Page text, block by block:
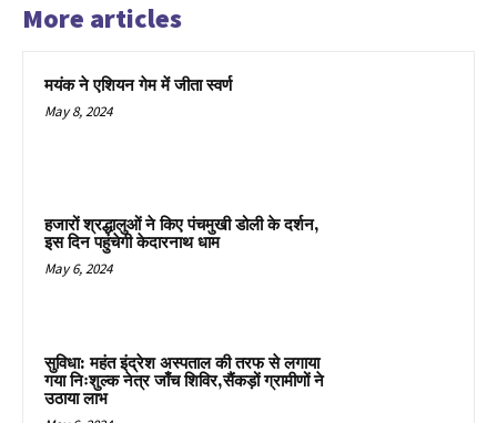
More articles
मयंक ने एशियन गेम में जीता स्वर्ण
May 8, 2024
हजारों श्रद्धालुओं ने किए पंचमुखी डोली के दर्शन,
इस दिन पहुंचेगी केदारनाथ धाम
May 6, 2024
सुविधा: महंत इंद्रेश अस्पताल की तरफ से लगाया
गया निःशुल्क नेत्र जाँच शिविर,सैंकड़ों ग्रामीणों ने
उठाया लाभ